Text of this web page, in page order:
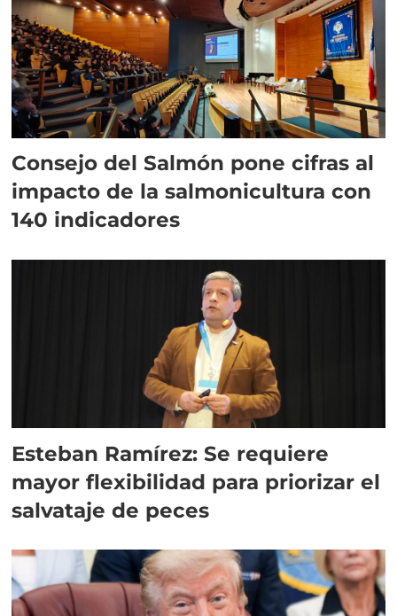
Consejo del Salmón pone cifras al
impacto de la salmonicultura con
140 indicadores
Esteban Ramírez: Se requiere
mayor flexibilidad para priorizar el
salvataje de peces